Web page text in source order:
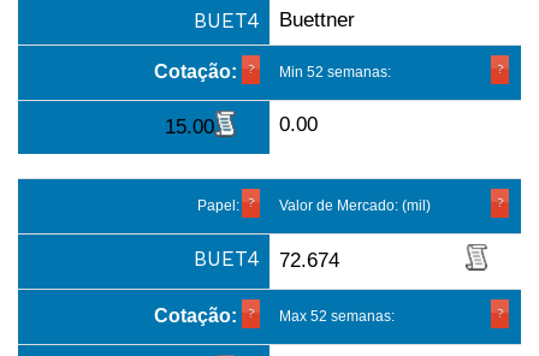
BUET4 Buettner
Cotação: Min 52 semanas:
15.00 0.00
Papel: Valor de Mercado: (mil)
BUET4 72.674
Cotação: Max 52 semanas: